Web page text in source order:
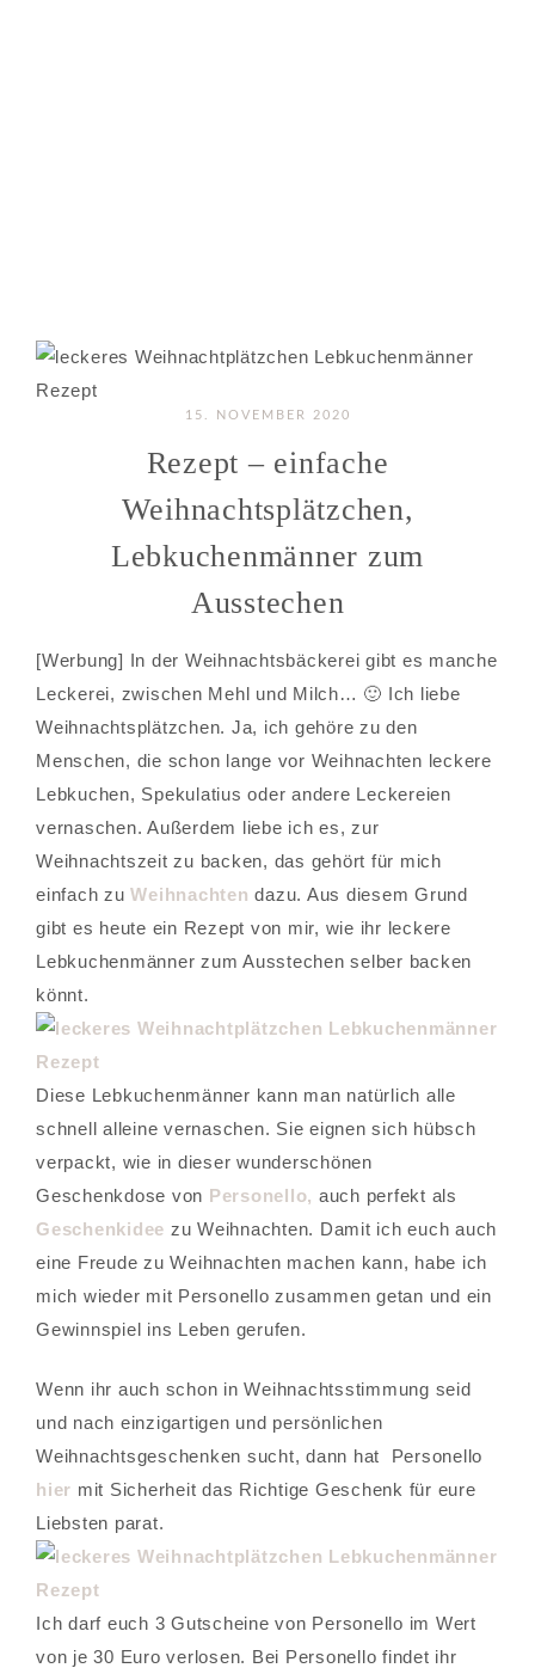
15. NOVEMBER 2020
Rezept – einfache
Weihnachtsplätzchen,
Lebkuchenmänner zum
Ausstechen
[Werbung] In der Weihnachtsbäckerei gibt es manche
Leckerei, zwischen Mehl und Milch… 🙂 Ich liebe
Weihnachtsplätzchen. Ja, ich gehöre zu den
Menschen, die schon lange vor Weihnachten leckere
Lebkuchen, Spekulatius oder andere Leckereien
vernaschen. Außerdem liebe ich es, zur
Weihnachtszeit zu backen, das gehört für mich
einfach zuWeihnachten dazu. Aus diesem Grund
gibt es heute ein Rezept von mir, wie ihr leckere
Lebkuchenmänner zum Ausstechen selber backen
könnt.
Diese Lebkuchenmänner kann man natürlich alle
schnell alleine vernaschen. Sie eignen sich hübsch
verpackt, wie in dieser wunderschönen
Geschenkdose von Personello, auch perfekt als
Geschenkidee zu Weihnachten. Damit ich euch auch
eine Freude zu Weihnachten machen kann, habe ich
mich wieder mit Personello zusammen getan und ein
Gewinnspiel ins Leben gerufen.
Wenn ihr auch schon in Weihnachtsstimmung seid
und nach einzigartigen und persönlichen
Weihnachtsgeschenken sucht, dann hat Personello
hier mit Sicherheit das Richtige Geschenk für eure
Liebsten parat.
Ich darf euch 3 Gutscheine von Personello im Wert
von je 30 Euro verlosen. Bei Personello findet ihr